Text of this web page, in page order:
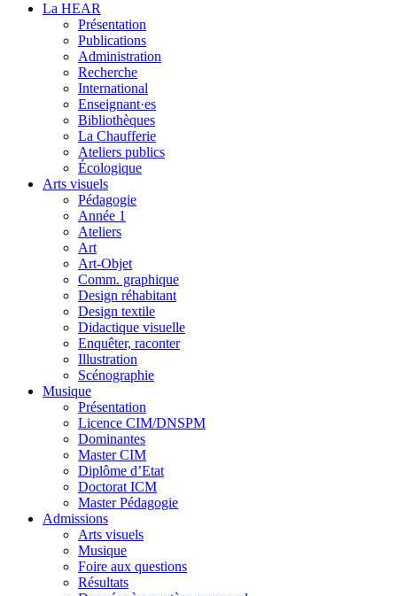
La HEAR
Présentation
Publications
Administration
Recherche
International
Enseignant·es
Bibliothèques
La Chaufferie
Ateliers publics
Écologique
Arts visuels
Pédagogie
Année 1
Ateliers
Art
Art-Objet
Comm. graphique
Design réhabitant
Design textile
Didactique visuelle
Enquêter, raconter
Illustration
Scénographie
Musique
Présentation
Licence CIM/DNSPM
Dominantes
Master CIM
Diplôme d’Etat
Doctorat ICM
Master Pédagogie
Admissions
Arts visuels
Musique
Foire aux questions
Résultats